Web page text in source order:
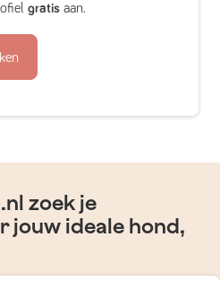
gratis aan.
zoek je
jouw ideale hond,